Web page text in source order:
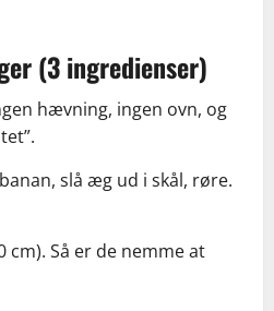
(3 ingredienser)
hævning, ingen ovn, og
slå æg ud i skål, røre.
cm). Så er de nemme at